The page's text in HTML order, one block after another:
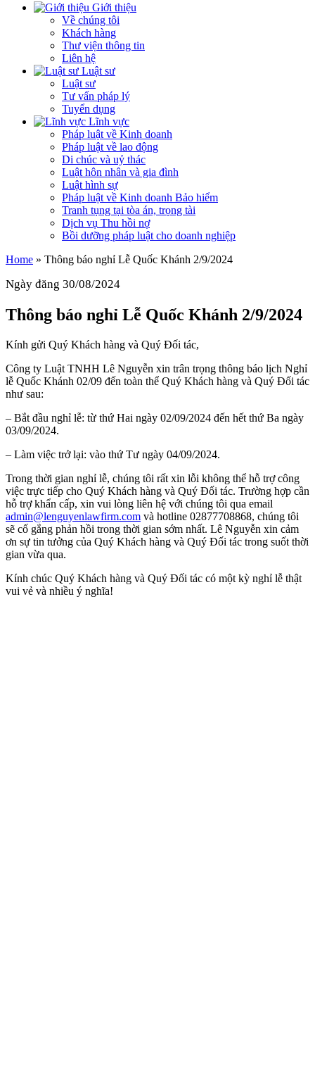
Giới thiệu
Về chúng tôi
Khách hàng
Thư viện thông tin
Liên hệ
Luật sư
Luật sư
Tư vấn pháp lý
Tuyển dụng
Lĩnh vực
Pháp luật về Kinh doanh
Pháp luật về lao động
Di chúc và uỷ thác
Luật hôn nhân và gia đình
Luật hình sự
Pháp luật về Kinh doanh Bảo hiểm
Tranh tụng tại tòa án, trọng tài
Dịch vụ Thu hồi nợ
Bồi dưỡng pháp luật cho doanh nghiệp
Home » Thông báo nghỉ Lễ Quốc Khánh 2/9/2024
Ngày đăng 30/08/2024
Thông báo nghỉ Lễ Quốc Khánh 2/9/2024
Kính gửi Quý Khách hàng và Quý Đối tác,
Công ty Luật TNHH Lê Nguyễn xin trân trọng thông báo lịch Nghỉ
lễ Quốc Khánh 02/09 đến toàn thể Quý Khách hàng và Quý Đối tác
như sau:
– Bắt đầu nghỉ lễ: từ thứ Hai ngày 02/09/2024 đến hết thứ Ba ngày
03/09/2024.
– Làm việc trở lại: vào thứ Tư ngày 04/09/2024.
Trong thời gian nghỉ lễ, chúng tôi rất xin lỗi không thể hỗ trợ công
việc trực tiếp cho Quý Khách hàng và Quý Đối tác. Trường hợp cần
hỗ trợ khẩn cấp, xin vui lòng liên hệ với chúng tôi qua email
admin@lenguyenlawfirm.com và hotline 02877708868, chúng tôi
sẽ cố gắng phản hồi trong thời gian sớm nhất. Lê Nguyễn xin cảm
ơn sự tin tưởng của Quý Khách hàng và Quý Đối tác trong suốt thời
gian vừa qua.
Kính chúc Quý Khách hàng và Quý Đối tác có một kỳ nghỉ lễ thật
vui vẻ và nhiều ý nghĩa!